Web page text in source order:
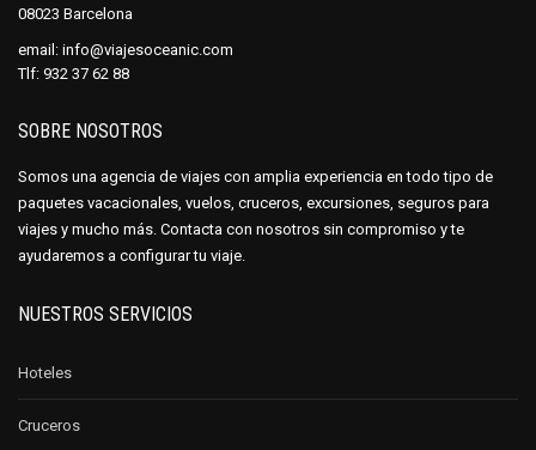
08023 Barcelona
email: info@viajesoceanic.com
Tlf: 932 37 62 88
SOBRE NOSOTROS
Somos una agencia de viajes con amplia experiencia en todo tipo de
paquetes vacacionales, vuelos, cruceros, excursiones, seguros para
viajes y mucho más. Contacta con nosotros sin compromiso y te
ayudaremos a configurar tu viaje.
NUESTROS SERVICIOS
Hoteles
Cruceros